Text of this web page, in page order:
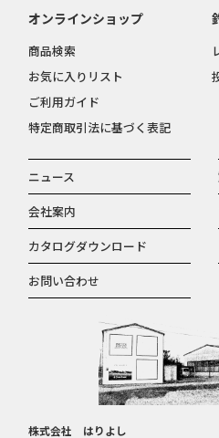
株式会社 はりよし
ニュース
会社案内
カタログダウンロード
お問い合わせ
オンラインショップ
商品検索
お気に入りリスト
ご利用ガイド
特定商取引法に基づく表記